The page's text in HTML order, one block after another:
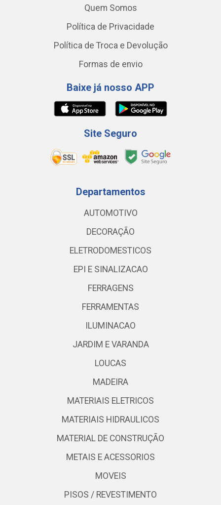
Quem Somos
Política de Privacidade
Política de Troca e Devolução
Formas de envio
Baixe já nosso APP
Site Seguro
Departamentos
AUTOMOTIVO
DECORAÇÃO
ELETRODOMESTICOS
EPI E SINALIZACAO
FERRAGENS
FERRAMENTAS
ILUMINACAO
JARDIM E VARANDA
LOUCAS
MADEIRA
MATERIAIS ELETRICOS
MATERIAIS HIDRAULICOS
MATERIAL DE CONSTRUÇÃO
METAIS E ACESSORIOS
MOVEIS
PISOS / REVESTIMENTO